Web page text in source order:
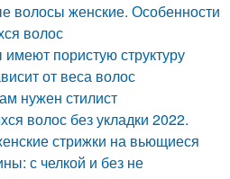
волосы женские. Особенности
волос
пористую структуру
от веса волос
нужен стилист
волос без укладки 2022.
стрижки на вьющиеся
с челкой и без не